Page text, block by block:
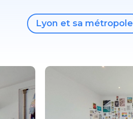
Lyon et sa métropole